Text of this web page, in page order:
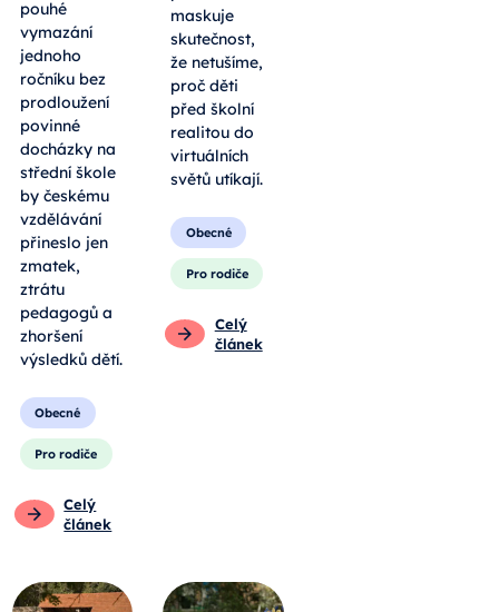
pouhé
vymazání
jednoho
ročníku bez
prodloužení
povinné
docházky na
střední škole
by českému
vzdělávání
přineslo jen
zmatek,
ztrátu
pedagogů a
zhoršení
výsledků dětí.
Obecné
Pro rodiče
Celý
článek
maskuje
skutečnost,
že netušíme,
proč děti
před školní
realitou do
virtuálních
světů utíkají.
Obecné
Pro rodiče
Celý
článek